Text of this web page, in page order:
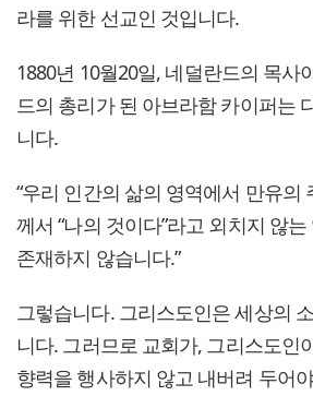
라를 위한 선교인 것입니다.
1880년 10월20일, 네덜란드의 목사
드의 총리가 된 아브라함 카이퍼는
니다.
“우리 인간의 삶의 영역에서 만유의
께서 “나의 것이다”라고 외치지 않
존재하지 않습니다.”
그렇습니다. 그리스도인은 세상의
니다. 그러므로 교회가, 그리스도인
향력을 행사하지 않고 내버려 두어